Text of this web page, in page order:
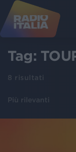
Tag:
8 risultati
Più rilevanti